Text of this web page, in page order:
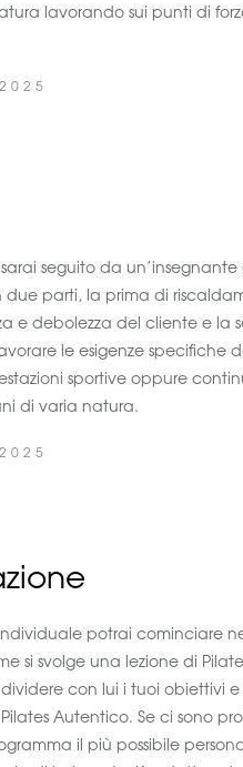
lavorando sui punti di
seguito da
parti, la prima di
e debolezza del cliente e la
le esigenze specifiche
sportive oppure
di varia natura.
potrai cominciare
si svolge una lezione di
con lui i tuoi obiettivi e
Autentico. Se ci sono
il più possibile